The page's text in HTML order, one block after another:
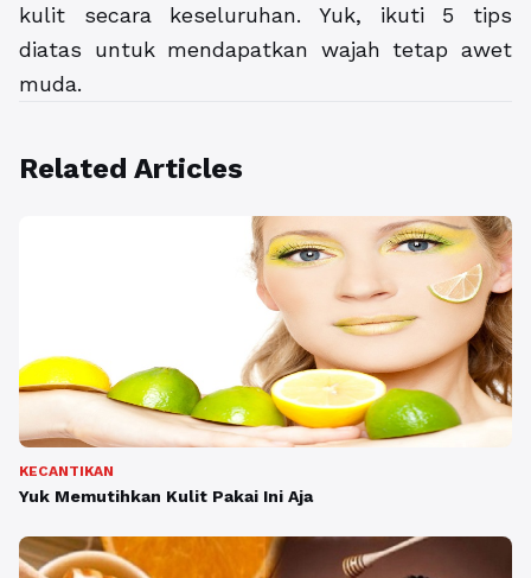
kulit secara keseluruhan. Yuk, ikuti 5 tips
diatas untuk mendapatkan wajah tetap awet
muda.
Related Articles
KECANTIKAN
Yuk Memutihkan Kulit Pakai Ini Aja